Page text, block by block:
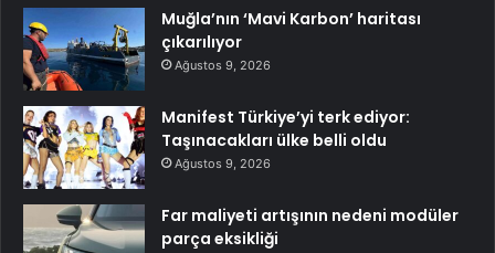
Muğla’nın ‘Mavi Karbon’ haritası
çıkarılıyor
Ağustos 9, 2026
Manifest Türkiye’yi terk ediyor:
Taşınacakları ülke belli oldu
Ağustos 9, 2026
Far maliyeti artışının nedeni modüler
parça eksikliği